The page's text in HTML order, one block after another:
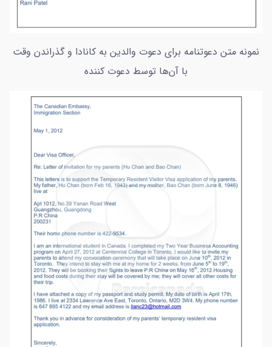
نمونه متن دعوتنامه برای دعوت والدین به کانادا و گذراندن وقت
با آن‌ها توسط دعوت کننده